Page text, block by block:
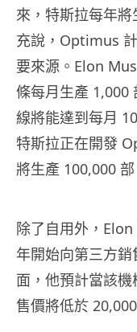
來，特斯拉每年
充說，Optimus
要來源。Elon
條每月生產 1,000
線將能達到每月
特斯拉正在開發
將生產 100,000
除了自用外，
年開始向第三方
面，他預計當該
售價將低於